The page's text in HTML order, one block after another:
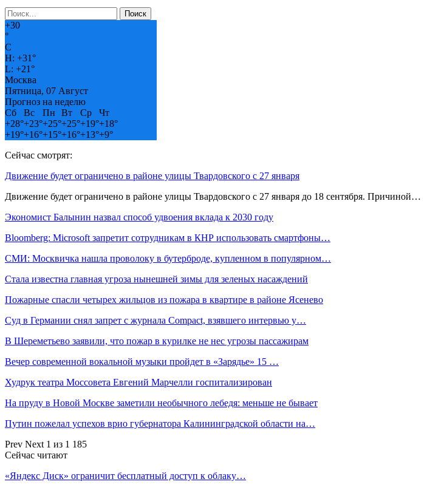
+30
°
C
H: +31°
L: +21°
Москва
Пятница, 07 Август
Прогноз на неделю
Сб
Вс Пн Вт Ср
Чт
+28°+23°+25°+25°+19°+18°
+19°+16°+15°+16°+13°+9°
Сейчас смотрят:
Движение будет ограничено в районе улицы Твардовского с 27 января
Движение будет ограничено в районе улицы Твардовского с 27 января до 18 сентября. Причиной…
Экономист Балынин назвал способ удвоения вклада к 2030 году
Bloomberg: Microsoft запретит сотрудникам в КНР использовать смартфоны…
СМИ: Москвичка нашла проволоку в бутерброде, купленном в популярном…
Стала известна главная угроза нынешней зимы для зеленых насаждений
Пожарные спасли четырех жильцов из пожара в квартире в районе Ясенево
Суд в Германии снял запрет с журнала Compact, взявшего интервью у…
В Шереметьево заявили, что пожар в курилке не нес угрозы пассажирам
Вечер современной вокальной музыки пройдет в «Зарядье» 15 …
Худрук театра Моссовета Евгений Марчелли госпитализирован
На пруду в Новой Москве заметили необычного лебедя: меньше не бывает
Путин пожелал успехов врио губернатора Калининградской области на…
Prev Next 1 из 1 185
Сейчас читают
«Яндекс Диск» ограничит бесплатный доступ к облаку…